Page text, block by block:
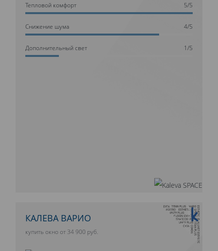
Тепловой комфорт 5/5
Cнижение шума 4/5
Дополнительный свет 1/5
10 ЛЕТ ГАРАНТИИ
КАЛЕВА ВАРИО
купить окно от 34 900 руб.